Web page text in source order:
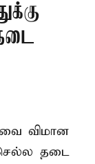
விமான
தடை